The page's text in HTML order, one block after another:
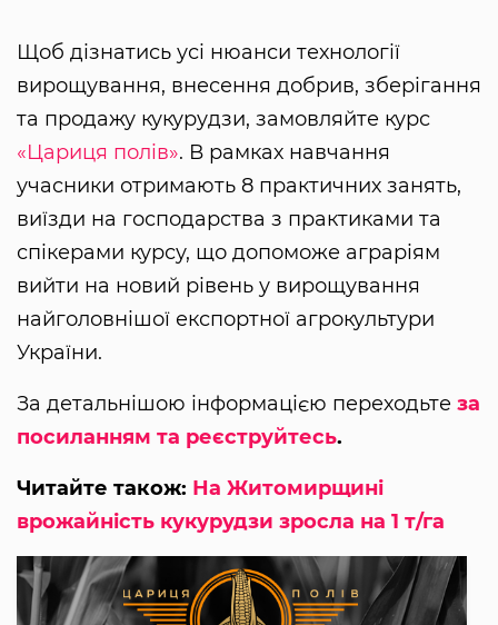
Щоб дізнатись усі нюанси технології
вирощування, внесення добрив, зберігання
та продажу кукурудзи, замовляйте курс
«Цариця полів». В рамках навчання
учасники отримають 8 практичних занять,
виїзди на господарства з практиками та
спікерами курсу, що допоможе аграріям
вийти на новий рівень у вирощування
найголовнішої експортної агрокультури
України.
За детальнішою інформацією переходьте за
посиланням та реєструйтесь.
Читайте також: На Житомирщині
врожайність кукурудзи зросла на 1 т/га